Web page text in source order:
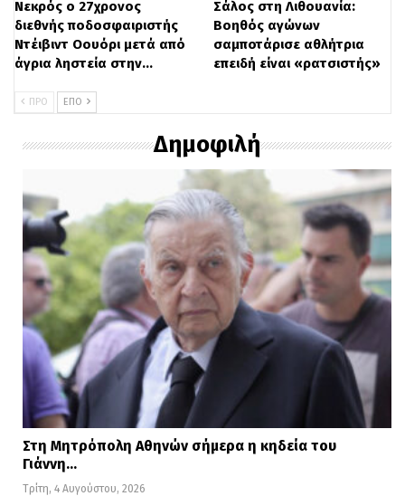
Νεκρός ο 27χρονος
διεθνής ποδοσφαιριστής
Ντέιβιντ Οουόρι μετά από
άγρια ληστεία στην…
Σάλος στη Λιθουανία:
Βοηθός αγώνων
σαμποτάρισε αθλήτρια
επειδή είναι «ρατσιστής»
ΠΡΟ ΕΠΌ
Δημοφιλή
Στη Μητρόπολη Αθηνών σήμερα η κηδεία του
Γιάννη…
Τρίτη, 4 Αυγούστου, 2026